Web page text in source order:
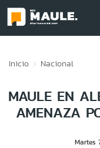
Inicio Nacional
MAULE EN
AMENAZA
Martes